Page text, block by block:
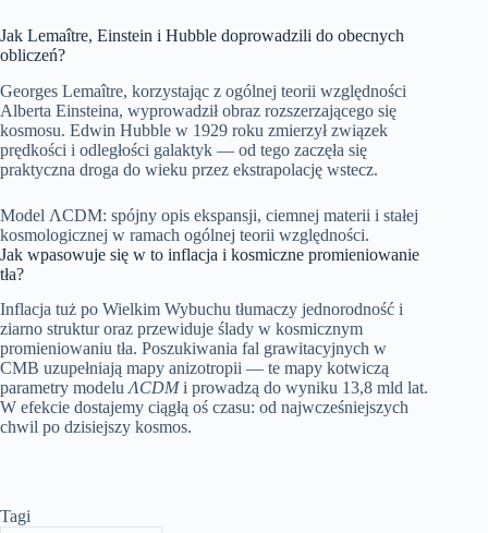
Jak Lemaître, Einstein i Hubble doprowadzili do obecnych
obliczeń?
Georges Lemaître, korzystając z ogólnej teorii względności
Alberta Einsteina, wyprowadził obraz rozszerzającego się
kosmosu. Edwin Hubble w 1929 roku zmierzył związek
prędkości i odległości galaktyk — od tego zaczęła się
praktyczna droga do wieku przez ekstrapolację wstecz.
Model ΛCDM: spójny opis ekspansji, ciemnej materii i stałej
kosmologicznej w ramach ogólnej teorii względności.
Jak wpasowuje się w to inflacja i kosmiczne promieniowanie
tła?
Inflacja tuż po Wielkim Wybuchu tłumaczy jednorodność i
ziarno struktur oraz przewiduje ślady w kosmicznym
promieniowaniu tła. Poszukiwania fal grawitacyjnych w
CMB uzupełniają mapy anizotropii — te mapy kotwiczą
parametry modelu ΛCDMi prowadzą do wyniku 13,8 mld lat.
W efekcie dostajemy ciągłą oś czasu: od najwcześniejszych
chwil po dzisiejszy kosmos.
Tagi